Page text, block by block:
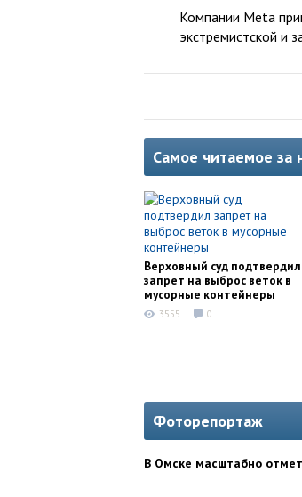
Компании Meta
экстремистской и
Самое читаемое за
Верховный суд подтвердил
запрет на выброс веток в
мусорные контейнеры
3555 0
Фоторепортаж
В Омске масштабно